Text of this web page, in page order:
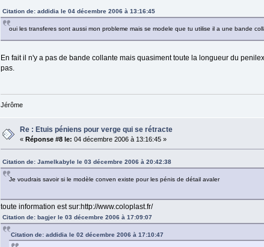
Citation de: addidia le 04 décembre 2006 à 13:16:45
oui les transferes sont aussi mon probleme mais se modele que tu utilise il a une bande
En fait il n'y a pas de bande collante mais quasiment toute la longueur du
pas.
Jérôme
Re : Etuis péniens pour verge qui se rétracte
« Réponse #8 le: 04 décembre 2006 à 13:16:45 »
Citation de: Jamelkabyle le 03 décembre 2006 à 20:42:38
Je voudrais savoir si le modèle conven existe pour les pénis de détail avaler
toute information est sur:http://www.coloplast.fr/
Citation de: bagjer le 03 décembre 2006 à 17:09:07
Citation de: addidia le 02 décembre 2006 à 17:10:47